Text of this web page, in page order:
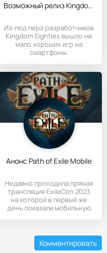
Возможный релиз Kingdom Eighties
Из-под пера разработчиков
Kingdom Eighties вышло не
мало хороших игр на
смартфоны.
Анонс Path of Exile Mobile
Недавно проходила прямая
трансляция ExileCon 2023
на которой в первый же
день показали мобильную
Комментировать